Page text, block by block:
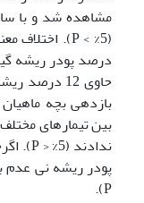
مشاهده شد و با
حاوی 12
P).